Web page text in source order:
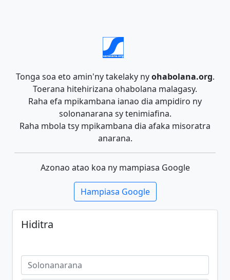
Tonga soa eto amin'ny takelaky nyohabolana.org.
Toerana hitehirizana ohabolana malagasy.
Raha efa mpikambana ianao dia ampidiro ny
solonanarana sy tenimiafina.
Raha mbola tsy mpikambana dia afaka misoratra
anarana.
Azonao atao koa ny mampiasa Google
Hampiasa Google
Hiditra